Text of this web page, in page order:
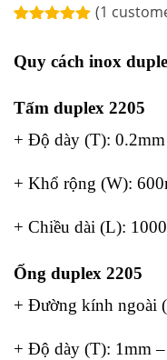
based on
(1
Quy cách inox
Tấm duplex 2205
+ Độ dày (T):
+ Khổ rộng (W):
+ Chiều dài (L):
Ống duplex 2205
+ Đường kính ngoài
+ Độ dày (T): 1mm